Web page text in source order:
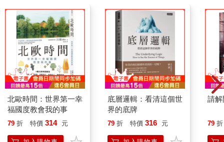
北歐時間：世界第一幸
福國度教會我的事
79 折 特價 314 元
底層邏輯：看清這個世
界的底牌
79 折 特價 316 元
請解
79 折